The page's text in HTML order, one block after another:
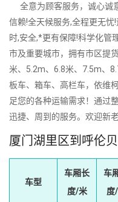
全意为顾客服务，诚心诚
信赖!全天候服务,全程更无忧
时,安全,*更有保障!科学化管
市及重要城市，拥有市区提
米、5.2m、6.8米、7.5m、
板车、箱车、高栏车，依维
足您的各种运输需求！通过
迅捷、周到的服务。欢迎新
厦门湖里区到呼伦
车型
车厢长
度/米
车
度